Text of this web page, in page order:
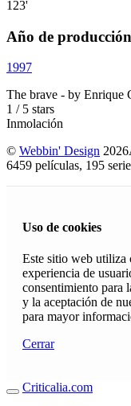
123'
Año de producción
1997
The brave - by Enrique
1 / 5 stars
Inmolación
© Webbin' Design 2026
6459 películas, 195
Uso de cookies
Este sitio web utiliza
experiencia de
consentimiento para
y la aceptación de
para mayor
Cerrar
Criticalia.com